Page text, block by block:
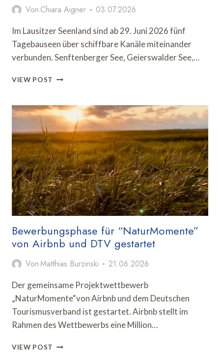
Von Chiara Aigner 03.07.2026
Im Lausitzer Seenland sind ab 29. Juni 2026 fünf
Tagebauseen über schiffbare Kanäle miteinander
verbunden. Senftenberger See, Geierswalder See,…
VIEW POST LAUSITZER
FÜNF
TAGEBAUSEEN
EINEM
SCHIFFBAREN
GEWÄSSERVERBUND
Bewerbungsphase für “NaturMomente”
von Airbnb und DTV gestartet
VonMatthias Burzinski 21.06.2026
Der gemeinsame Projektwettbewerb
„NaturMomente“von Airbnb und dem Deutschen
Tourismusverband ist gestartet. Airbnb stellt im
Rahmen des Wettbewerbs eine Million…
VIEW POST BEWERBUNGSPHASE